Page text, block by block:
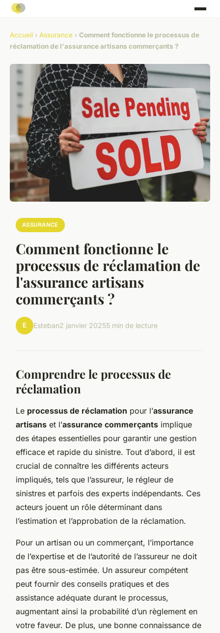
Accueil › Assurance › Comment fonctionne le processus de
réclamation de l'assurance artisans commerçants ?
ASSURANCE
Comment fonctionne le
processus de réclamation de
l'assurance artisans
commerçants ?
E Esteban2 janvier 20255 min de lecture
Comprendre le processus de
réclamation
Le processus de réclamation pour l’assurance
artisans et l’assurance commerçants implique
des étapes essentielles pour garantir une gestion
efficace et rapide du sinistre. Tout d’abord, il est
crucial de connaître les différents acteurs
impliqués, tels que l’assureur, le régleur de
sinistres et parfois des experts indépendants. Ces
acteurs jouent un rôle déterminant dans
l’estimation et l’approbation de la réclamation.
Pour un artisan ou un commerçant, l’importance
de l’expertise et de l’autorité de l’assureur ne doit
pas être sous-estimée. Un assureur compétent
peut fournir des conseils pratiques et des
assistance adéquate durant le processus,
augmentant ainsi la probabilité d’un règlement en
votre faveur. De plus, une bonne connaissance de